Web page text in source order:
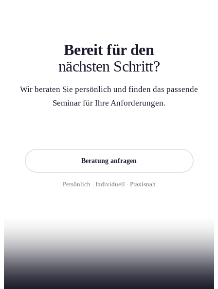
Bereit für den
nächsten Schritt?
Wir beraten Sie persönlich und finden das passende
Seminar für Ihre Anforderung­en.
Beratung anfragen
Persönlich · Individuell · Praxisnah